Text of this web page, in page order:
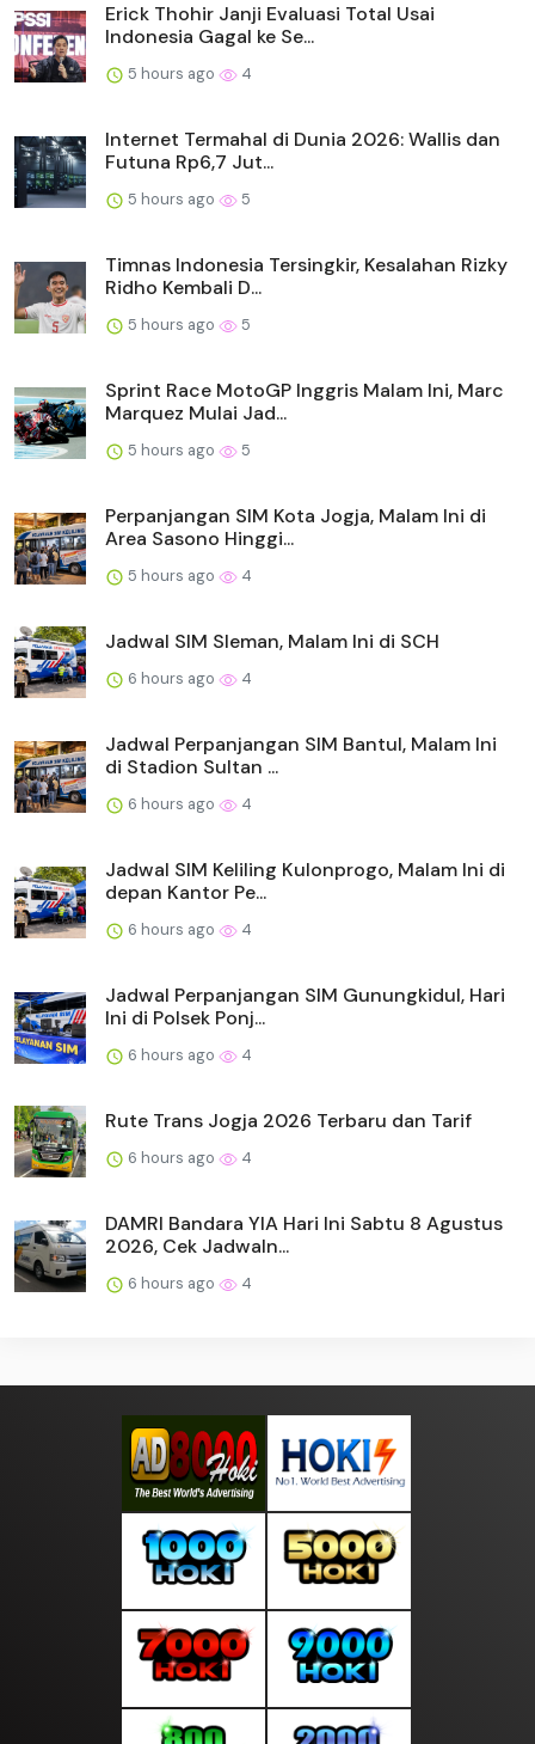
Erick Thohir Janji Evaluasi Total Usai
Indonesia Gagal ke Se...
5 hours ago 4
Internet Termahal di Dunia 2026: Wallis dan
Futuna Rp6,7 Jut...
5 hours ago 5
Timnas Indonesia Tersingkir, Kesalahan Rizky
Ridho Kembali D...
5 hours ago 5
Sprint Race MotoGP Inggris Malam Ini, Marc
Marquez Mulai Jad...
5 hours ago 5
Perpanjangan SIM Kota Jogja, Malam Ini di
Area Sasono Hinggi...
5 hours ago 4
Jadwal SIM Sleman, Malam Ini di SCH
6 hours ago 4
Jadwal Perpanjangan SIM Bantul, Malam Ini
di Stadion Sultan ...
6 hours ago 4
Jadwal SIM Keliling Kulonprogo, Malam Ini di
depan Kantor Pe...
6 hours ago 4
Jadwal Perpanjangan SIM Gunungkidul, Hari
Ini di Polsek Ponj...
6 hours ago 4
Rute Trans Jogja 2026 Terbaru dan Tarif
6 hours ago 4
DAMRI Bandara YIA Hari Ini Sabtu 8 Agustus
2026, Cek Jadwaln...
6 hours ago 4